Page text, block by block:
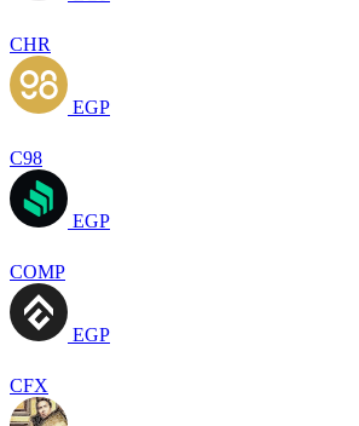
CHR
EGP
C98
EGP
COMP
EGP
CFX